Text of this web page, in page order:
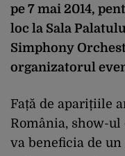
pe 7 mai 2014,
loc la Sala
Simphony
organizatorul
Față de aparițiile
România, show-
va beneficia de